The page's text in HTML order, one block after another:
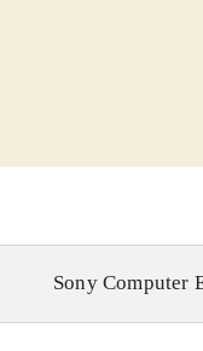
Sony Computer